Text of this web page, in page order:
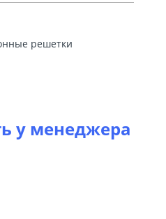
решетки
у менеджера